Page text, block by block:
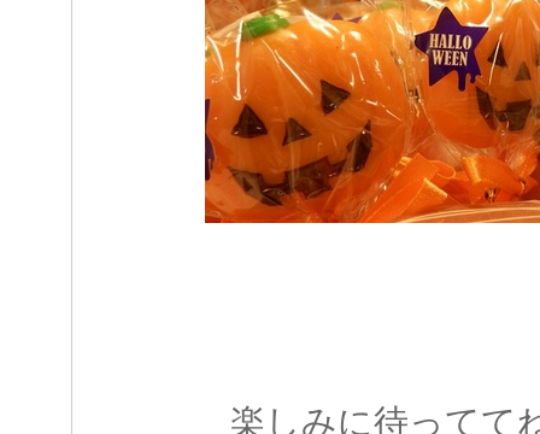
楽しみに待ってて